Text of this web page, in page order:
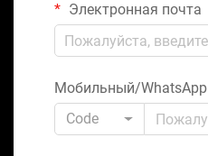
Электронная почта
Мобильный/WhatsApp
Code